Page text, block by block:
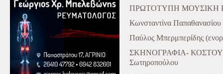
ΠΡΩΤΟΤΥΠΗ ΜΟΥΣΙΚΗ
Κωνσταντίνα Παπαθανασίου
Παύλος Μπερμπερίδης
ΣΚΗΝΟΓΡΑΦΙΑ-
Σωτηροπούλου